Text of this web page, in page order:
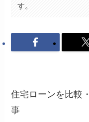
す。
住宅ローンを比較
事